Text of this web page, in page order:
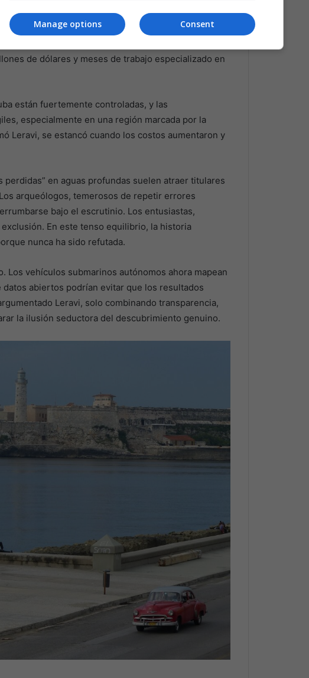
y financieros. Investigar de manera adecuada
sintética, perfiladores de subsuelo, vehículos
además de núcleos de sedimento
de dólares y meses de trabajo especializado en
están fuertemente controladas, y las
especialmente en una región marcada por la
Leravi, se estancó cuando los costos aumentaron y
en aguas profundas suelen atraer titulares
arqueólogos, temerosos de repetir errores
bajo el escrutinio. Los entusiastas,
En este tenso equilibrio, la historia
nunca ha sido refutada.
Los vehículos submarinos autónomos ahora mapean
abiertos podrían evitar que los resultados
Leravi, solo combinando transparencia,
la ilusión seductora del descubrimiento genuino.
Consent
Manage options